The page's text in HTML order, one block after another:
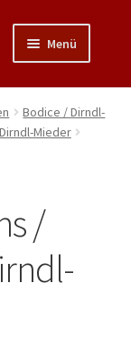
Menü
öffnen
Bodice / Dirndl-
Mieder
/